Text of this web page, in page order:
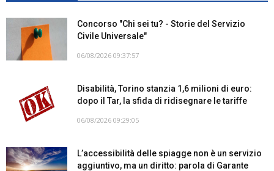
Concorso "Chi sei tu? - Storie del Servizio
Civile Universale"
06/08/2026 09:37:57
Disabilità, Torino stanzia 1,6 milioni di euro:
dopo il Tar, la sfida di ridisegnare le tariffe
06/08/2026 09:29:05
L’accessibilità delle spiagge non è un servizio
aggiuntivo, ma un diritto: parola di Garante